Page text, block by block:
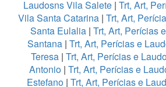
Laudosns Vila Salete | Trt, Art,
Vila Santa Catarina| Trt, Art,
Santa Eulalia | Trt, Art, Perícias
Santana | Trt, Art, Perícias e
Teresa | Trt, Art, Perícias e
Antonio| Trt, Art, Perícias e
Estefano| Trt, Art, Perícias e